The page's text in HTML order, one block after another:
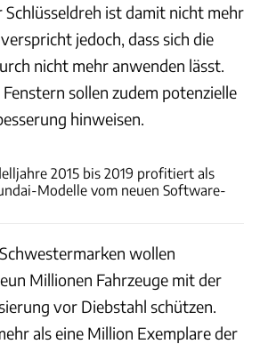
Schlüsseldreh ist damit nicht mehr
jedoch, dass sich die
nicht mehr anwenden lässt.
sollen zudem potenzielle
hinweisen.
2015 bis 2019 profitiert als
Modelle vom neuen Software-
wollen
Millionen Fahrzeuge mit der
vor Diebstahl schützen.
als eine Million Exemplare der